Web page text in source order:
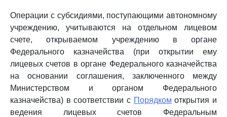
Операции с субсидиями, поступающими автономному
учреждению, учитываются на отдельном лицевом
счете, открываемом учреждению в органе
Федерального казначейства (при открытии ему
лицевых счетов в органе Федерального казначейства
на основании соглашения, заключенного между
Министерством и органом Федерального
казначейства) в соответствии с Порядком открытия и
ведения лицевых счетов Федеральным